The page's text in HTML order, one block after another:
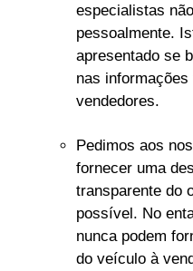
especialistas
pessoalmente.
apresentado se
nas
vendedores.
Pedimos aos
fornecer uma
transparente do
possível. No
nunca podem
do veículo à